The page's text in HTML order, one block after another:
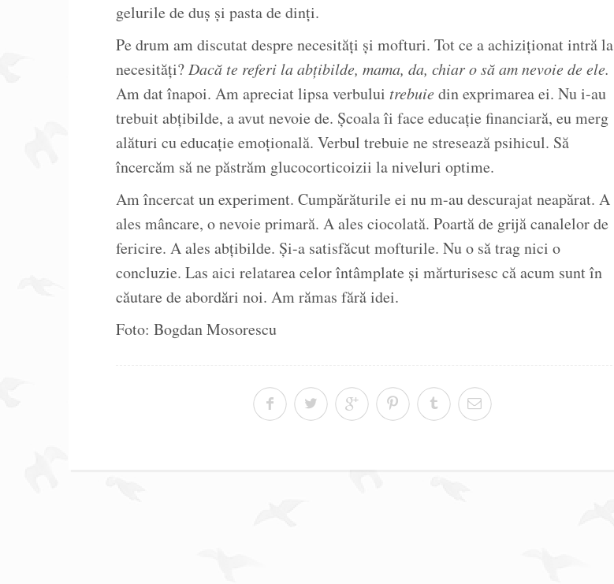
gelurile de duș și pasta de dinți.
Pe drum am discutat despre necesități și mofturi. Tot ce a achiziționat intră la
necesități? Dacă te referi la abțibilde, mama, da, chiar o să am nevoie de ele.
Am dat înapoi. Am apreciat lipsa verbului trebuiedin exprimarea ei. Nu i-au
trebuit abțibilde, a avut nevoie de. Școala îi face educație financiară, eu merg
alături cu educație emoțională. Verbul trebuie ne stresează psihicul. Să
încercăm să ne păstrăm glucocorticoizii la niveluri optime.
Am încercat un experiment. Cumpărăturile ei nu m-au descurajat neapărat. A
ales mâncare, o nevoie primară. A ales ciocolată. Poartă de grijă canalelor de
fericire. A ales abțibilde. Și-a satisfăcut mofturile. Nu o să trag nici o
concluzie. Las aici relatarea celor întâmplate și mărturisesc că acum sunt în
căutare de abordări noi. Am rămas fără idei.
Foto: Bogdan Mosorescu